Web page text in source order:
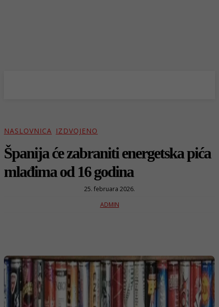
NASLOVNICA IZDVOJENO
Španija će zabraniti energetska pića
mlađima od 16 godina
25. februara 2026.
ADMIN